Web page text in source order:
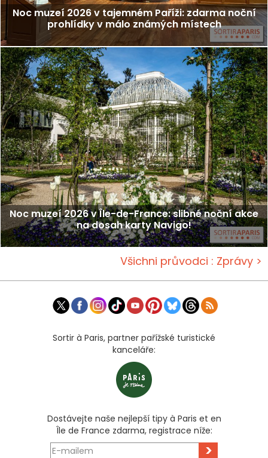
Noc muzeí 2026 v tajemném Paříži: zdarma noční
prohlídky v málo známých místech
Noc muzeí 2026 v Île-de-France: slibné noční akce
na dosah karty Navigo!
Všichni průvodci : Zprávy >
Sortir à Paris, partner pařížské turistické
kanceláře:
Dostávejte naše nejlepší tipy à Paris et en
Île de France zdarma, registrace níže:
>